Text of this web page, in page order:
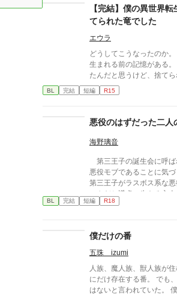
ない」 逃げようとするエリート魔導師と絶対に逃が
さない最強騎士 貢ぎ体質な男が捕まる強制恋愛コメ
ディのつもりです！！
【完結】僕の異世界
てられた竜でした
エウラ
どうしてこうなったのか
生まれる前の記憶がある
たんだと思うけど、捨て
んじゃうよ！と思ったら
僕、頑張って大きくなって恩
ルフなお兄さんと旅をし
る予定。 突発的に書き出
が短い予定です。 不定期投稿です。 本
BL 完結 短編 R15
悪役のはずだった二人
海野璃音
第三王子の誕生会に呼
悪役モブであることに気
第三王子がラスボス系な
いやだと謙虚に生きる主
る第三王子の十年間。 ※
BL 完結 短編 R18
僕だけの番
五珠 izumi
人族、魔人族、獣人族が
にだけ存在する番。 でも、番には滅多に出会うこと
はないと言われていた。 僕は鳥の獣人で、いつの日